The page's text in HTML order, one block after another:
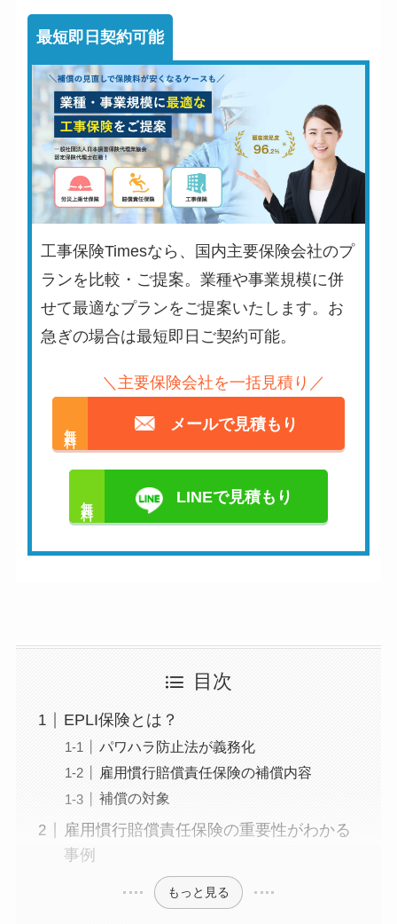
最短即日契約可能
工事保険Timesなら、国内主要保険会社のプ
ランを比較・ご提案。業種や事業規模に併
せて最適なプランをご提案いたします。お
急ぎの場合は最短即日ご契約可能。
＼主要保険会社を一括見積り／
メールで見積もり
LINEで見積もり
目次
EPLI保険とは？
パワハラ防止法が義務化
雇用慣行賠償責任保険の補償内容
補償の対象
雇用慣行賠償責任保険の重要性がわかる
事例
もっと見る